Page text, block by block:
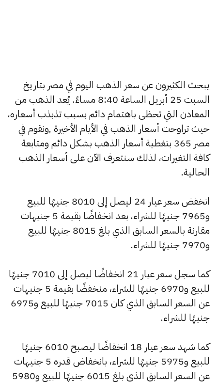
يبحث الكثيرون عن سعر الذهب اليوم في مصر بتاريخ
السبت 25 أبريل الساعة 8:40 مساءً. يُعد الذهب من
المعادن التي تحظى باهتمام دائم بسبب تذبذب أسعاره،
حيث تراوحت أسعار الذهب في الأيام الأخيرة ,ونقوم في
مصر 365 بتغطية أسعار الذهب بشكل دائم ومتابعة
كافة التغيرات، لذلك سنتعرف الآن على أسعار الذهب
الحالية.
انخفض سعر عيار 24 ليصل إلى 8010 جنيهًا للبيع
و7965 جنيهًا للشراء، بعد انخفاضًا بقيمة 5 جنيهات
مقارنة بالسعر السابق الذي بلغ 8015 جنيهًا للبيع
و7970 جنيهًا للشراء.
كما سجل سعر عيار 21 انخفاضًا ليصل إلى 7010 جنيهًا
للبيع و6970 جنيهًا للشراء، منخفضًا بقيمة 5 جنيهات
عن السعر السابق الذي كان 7015 جنيهًا للبيع و6975
جنيهًا للشراء.
كما شهد سعر عيار 18 انخفاضًا ليصبح 6010 جنيهًا
للبيع و5975 جنيهًا للشراء، بانخفاض قدره 5 جنيهات
عن السعر السابق الذي بلغ 6015 جنيهًا للبيع و5980